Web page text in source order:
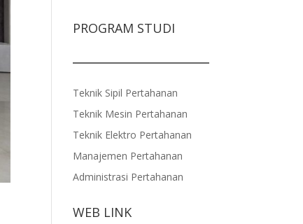
PROGRAM STUDI
Teknik Sipil Pertahanan
Teknik Mesin Pertahanan
Teknik Elektro Pertahanan
Manajemen Pertahanan
Administrasi Pertahanan
WEB LINK